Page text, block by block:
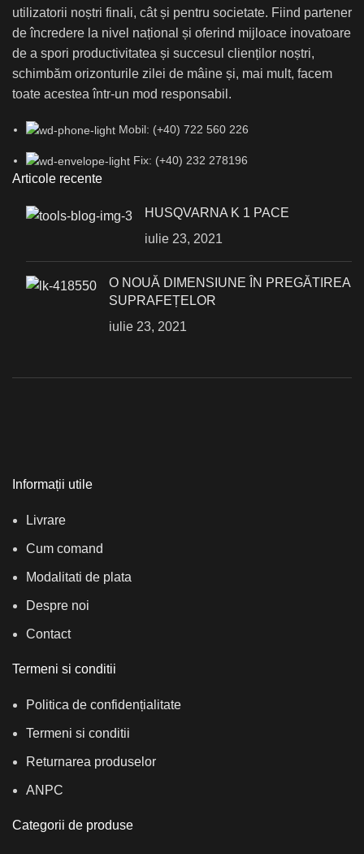
utilizatorii noștri finali, cât și pentru societate. Fiind partener
de încredere la nivel național și oferind mijloace inovatoare
de a spori productivitatea și succesul clienților noștri,
schimbăm orizonturile zilei de mâine și, mai mult, facem
toate acestea într-un mod responsabil.
Mobil: (+40) 722 560 226
Fix: (+40) 232 278196
Articole recente
HUSQVARNA K 1 PACE
iulie 23, 2021
О NOUĂ DIMENSIUNE ÎN PREGĂTIREA
SUPRAFEȚELOR
iulie 23, 2021
Informații utile
Livrare
Cum comand
Modalitati de plata
Despre noi
Contact
Termeni si conditii
Politica de confidențialitate
Termeni si conditii
Returnarea produselor
ANPC
Categorii de produse